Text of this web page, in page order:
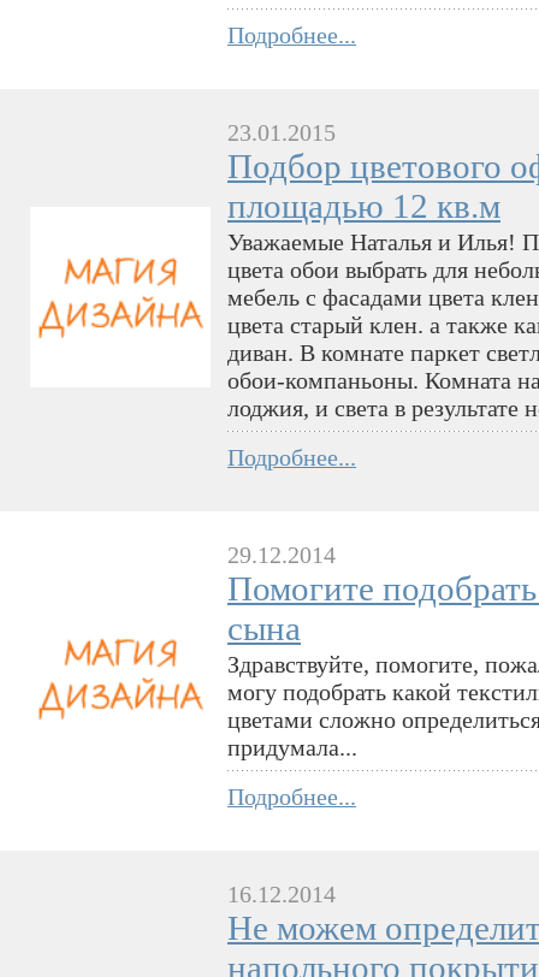
Подробнее...
23.01.2015
Подбор цветового
площадью 12 кв.м
Уважаемые Наталья и Илья!
цвета обои выбрать для
мебель с фасадами цвета
цвета старый клен. а также
диван. В комнате паркет
обои-компаньоны. Комната
лоджия, и света в результате
Подробнее...
29.12.2014
Помогите
сына
Здравствуйте, помогите,
могу подобрать какой
цветами сложно
придумала...
Подробнее...
16.12.2014
Не можем
напольного